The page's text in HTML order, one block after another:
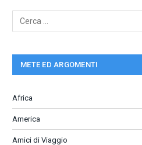
METE ED ARGOMENTI
Africa
America
Amici di Viaggio